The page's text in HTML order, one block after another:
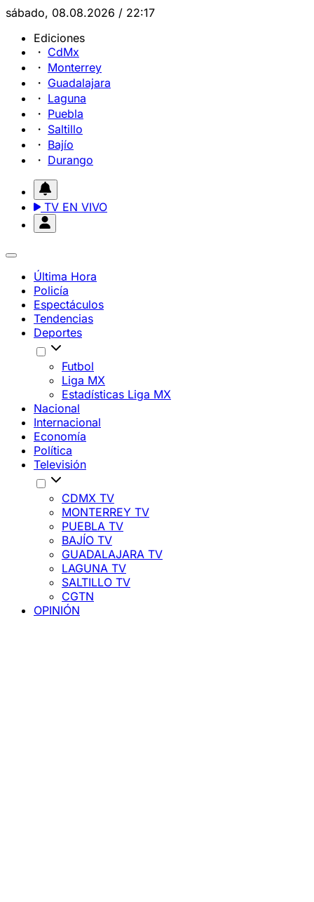
sábado, 08.08.2026 / 22:17
Ediciones
CdMx
Monterrey
Guadalajara
Laguna
Puebla
Saltillo
Bajío
Durango
TV EN VIVO
Última Hora
Policía
Espectáculos
Tendencias
Deportes
Futbol
Liga MX
Estadísticas Liga MX
Nacional
Internacional
Economía
Política
Televisión
CDMX TV
MONTERREY TV
PUEBLA TV
BAJÍO TV
GUADALAJARA TV
LAGUNA TV
SALTILLO TV
CGTN
OPINIÓN